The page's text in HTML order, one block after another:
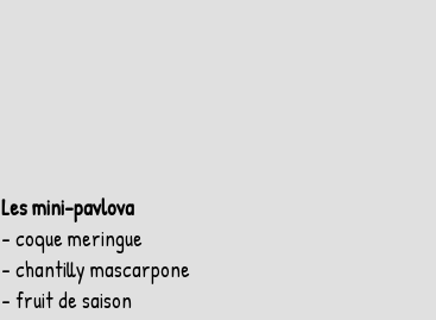
Les mini-pavlova
- coque meringue
- chantilly mascarpone
- fruit de saison